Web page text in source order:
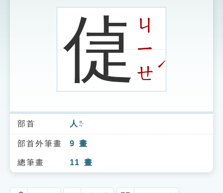
索引選單
知識索引
單字索引
示
偼 ㄐ
ㄧ
ㄝ
ˊ
部首 人 ㄖㄣˊ
部首外筆畫 9 畫
總筆畫 11 畫